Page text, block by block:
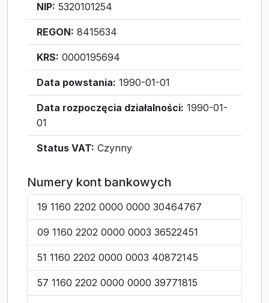
NIP: 5320101254
REGON: 8415634
KRS: 0000195694
Data powstania: 1990-01-01
Data rozpoczęcia działalności: 1990-01-
01
Status VAT: Czynny
Numery kont bankowych
19 1160 2202 0000 0000 30464767
09 1160 2202 0000 0003 36522451
51 1160 2202 0000 0003 40872145
57 1160 2202 0000 0000 39771815